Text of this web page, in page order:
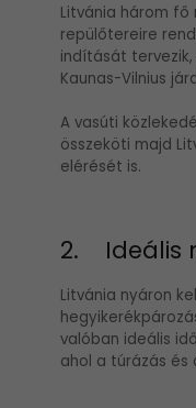
Litvánia három fő
repülőtereire
indítását tervezik,
Kaunas-Vilnius
A vasúti
összeköti majd
elérését is.
2. Ideális
Litvánia nyáron
valóban ideális
ahol a túrázás és